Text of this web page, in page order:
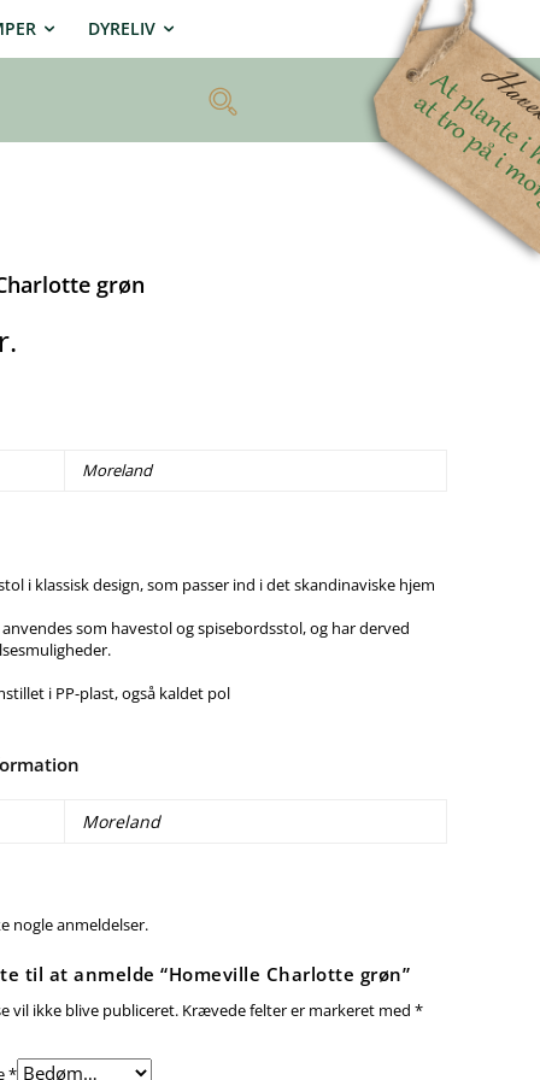
DYRELIV
grøn
Moreland
i klassisk design, som passer ind i det skandinaviske hjem
som havestol og spisebordsstol, og har derved
i PP-plast, også kaldet pol
Moreland
nogle anmeldelser.
til at anmelde “Homeville Charlotte grøn”
vil ikke blive publiceret. Krævede felter er markeret med*
*